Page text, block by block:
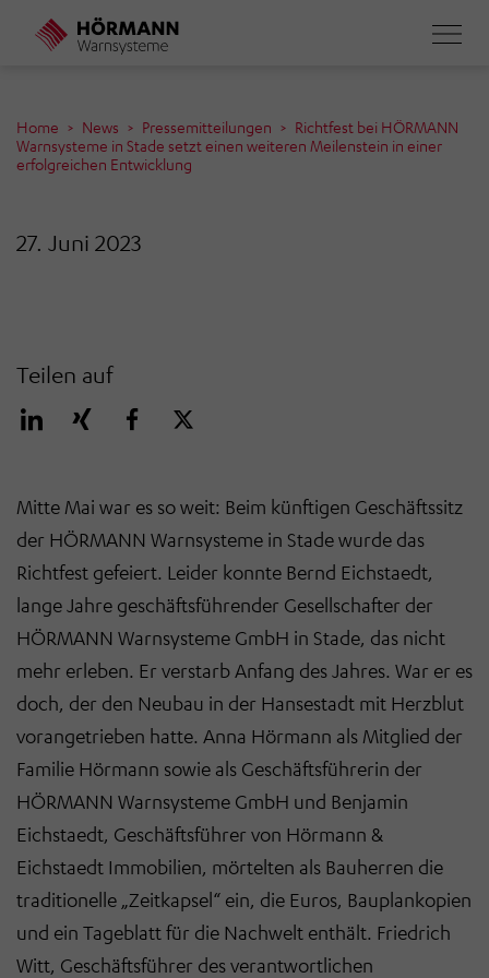
Direkt
Home News Pressemitteilungen
Richtfest bei HÖRMANN
Warnsysteme in Stade setzt einen weiteren Meilenstein in einer
erfolgreichen Entwicklung
27. Juni 2023
Teilen auf
Mitte Mai war es so weit: Beim künftigen Geschäftssitz
der HÖRMANN Warnsysteme in Stade wurde das
Richtfest gefeiert. Leider konnte Bernd Eichstaedt,
lange Jahre geschäftsführender Gesellschafter der
HÖRMANN Warnsysteme GmbH in Stade, das nicht
mehr erleben. Er verstarb Anfang des Jahres. War er es
doch, der den Neubau in der Hansestadt mit Herzblut
vorangetrieben hatte. Anna Hörmann als Mitglied der
Familie Hörmann sowie als Geschäftsführerin der
HÖRMANN Warnsysteme GmbH und Benjamin
Eichstaedt, Geschäftsführer von Hörmann &
Eichstaedt Immobilien, mörtelten als Bauherren die
traditionelle „Zeitkapsel“ ein, die Euros, Bauplankopien
und ein Tageblatt für die Nachwelt enthält. Friedrich
Witt, Geschäftsführer des verantwortlichen